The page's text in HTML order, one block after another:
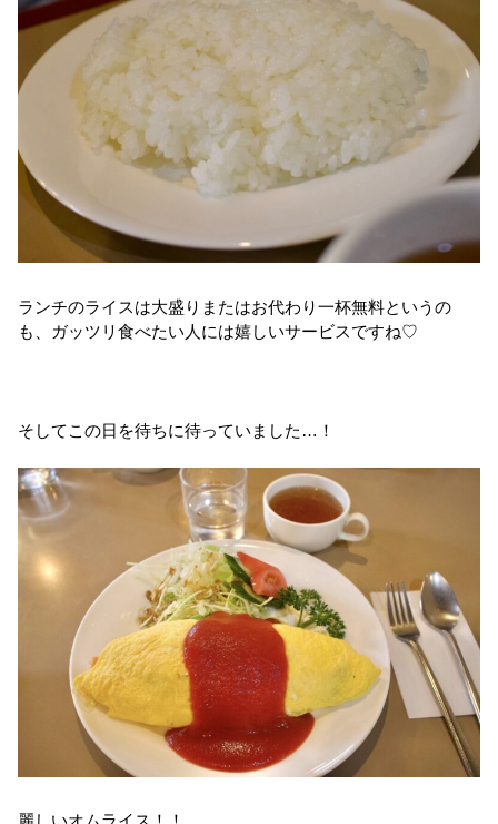
ランチのライスは大盛りまたはお代わり一杯無料というの
も、ガッツリ食べたい人には嬉しいサービスですね♡
そしてこの日を待ちに待っていました…！